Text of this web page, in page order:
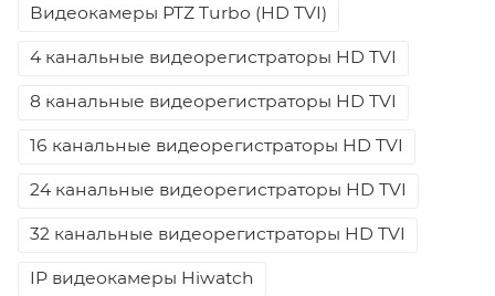
Видеокамеры PTZ Turbo (HD TVI)
4 канальные видеорегистраторы HD TVI
8 канальные видеорегистраторы HD TVI
16 канальные видеорегистраторы HD TVI
24 канальные видеорегистраторы HD TVI
32 канальные видеорегистраторы HD TVI
IP видеокамеры Hiwatch